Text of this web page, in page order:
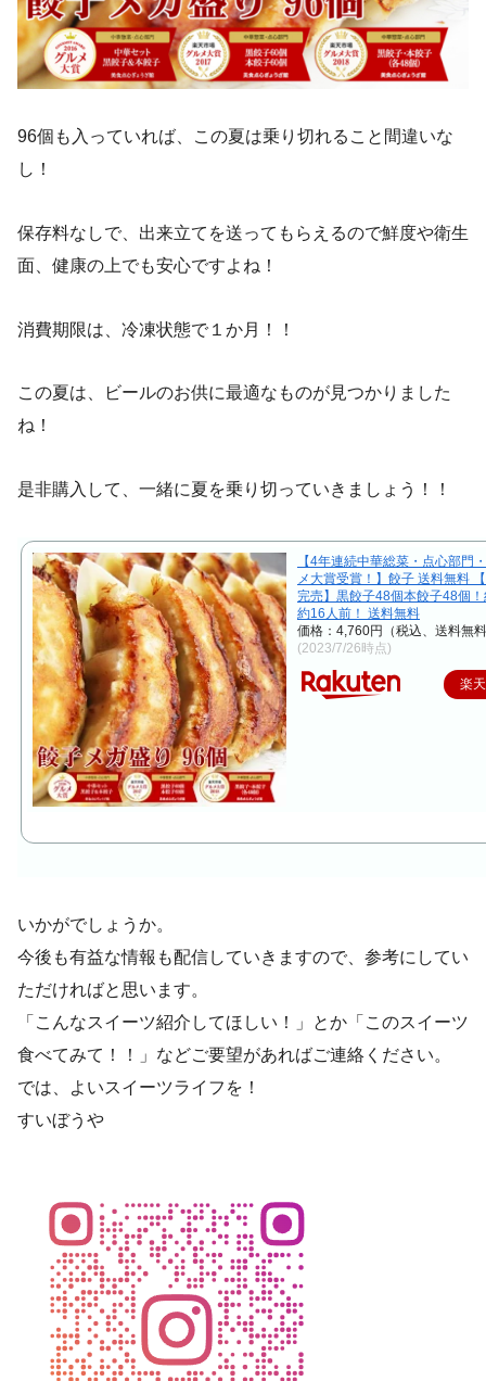
96個も入っていれば、この夏は乗り切れること間違いな
し！
保存料なしで、出来立てを送ってもらえるので鮮度や衛生
面、健康の上でも安心ですよね！
消費期限は、冷凍状態で１か月！！
この夏は、ビールのお供に最適なものが見つかりました
ね！
是非購入して、一緒に夏を乗り切っていきましょう！！
【4年連続中華総菜・点心部門
メ大賞受賞！】餃子 送料無料
完売】黒餃子48個本餃子48個
約16人前！ 送料無料
価格：4,760円（税込、送料無
(2023/7/26時点)
楽
いかがでしょうか。
今後も有益な情報も配信していきますので、参考にしてい
ただければと思います。
「こんなスイーツ紹介してほしい！」とか「このスイーツ
食べてみて！！」などご要望があればご連絡ください。
では、よいスイーツライフを！
すいぼうや